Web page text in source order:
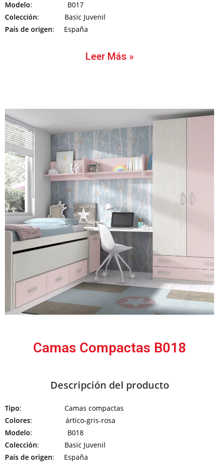
Modelo: B017
Colección: Basic Juvenil
País de origen: España
Leer Más »
Camas Compactas B018
Descripción del producto
Tipo: Camas compactas
Colores: ártico-gris-rosa
Modelo: B018
Colección: Basic Juvenil
País de origen: España